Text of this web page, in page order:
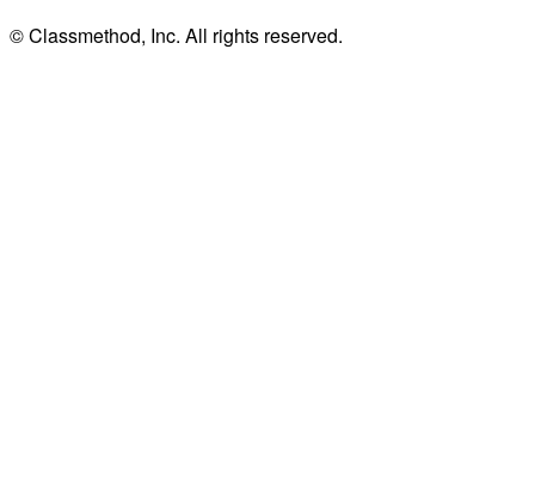
© Classmethod, Inc. All rights reserved.